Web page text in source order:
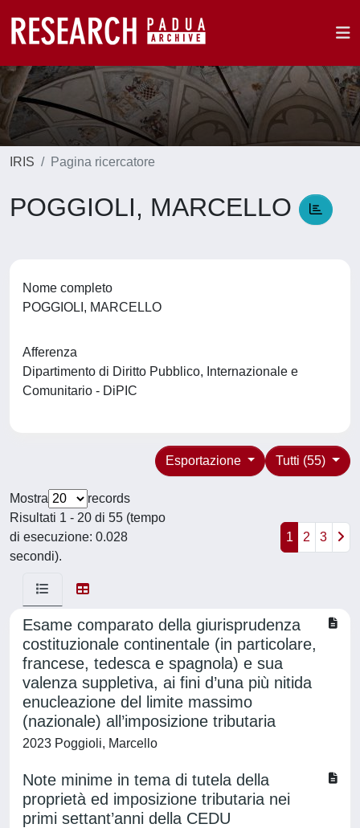
IRIS Pagina ricercatore
POGGIOLI, MARCELLO
Nome completo
POGGIOLI, MARCELLO
Afferenza
Dipartimento di Diritto Pubblico, Internazionale e
Comunitario - DiPIC
Tutti (55)
Esportazione
Mostra
records
Risultati 1 - 20 di 55 (tempo
di esecuzione: 0.028
secondi).
1 2 3
Esame comparato della giurisprudenza
costituzionale continentale (in particolare,
francese, tedesca e spagnola) e sua
valenza suppletiva, ai fini d’una più nitida
enucleazione del limite massimo
(nazionale) all’imposizione tributaria
2023 Poggioli, Marcello
Note minime in tema di tutela della
proprietà ed imposizione tributaria nei
primi settant’anni della CEDU